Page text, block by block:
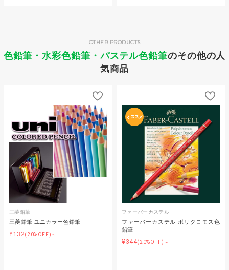
色鉛筆・水彩色鉛筆・パステル色鉛筆のその他の人
気商品
OTHER PRODUCTS
三菱鉛筆
三菱鉛筆 ユニカラー色鉛筆
¥132(20%OFF)～
オススメ
ファーバーカステル
ファーバーカステル ポリクロモス色
鉛筆
¥344(20%OFF)～